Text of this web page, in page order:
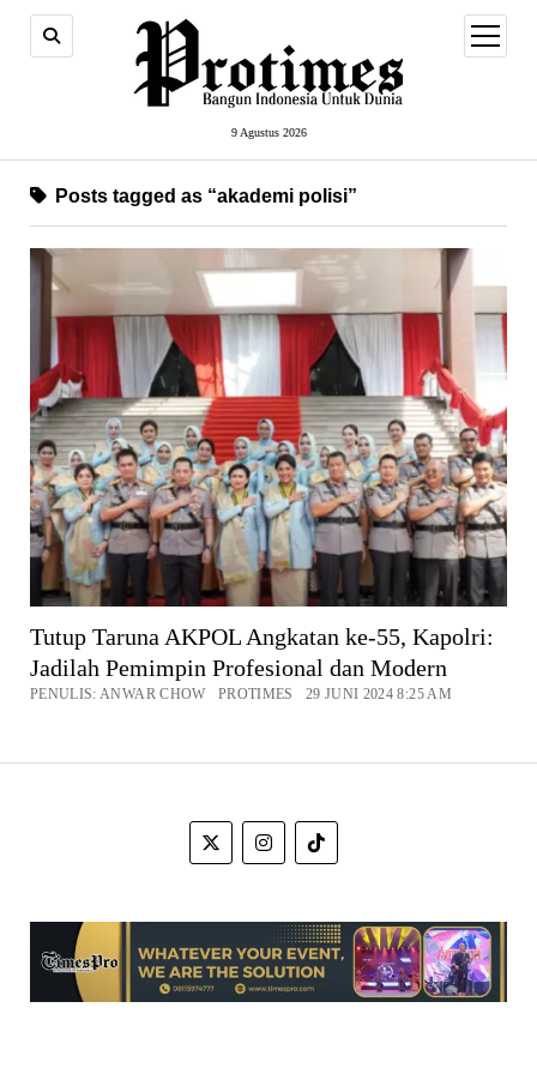
9 Agustus 2026
open
menu
Posts tagged as “akademi polisi”
Tutup Taruna AKPOL Angkatan ke-55, Kapolri:
Jadilah Pemimpin Profesional dan Modern
PENULIS: ANWAR CHOW PROTIMES 29 JUNI 2024 8:25 AM